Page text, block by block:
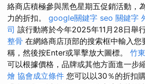
絡商店積極參與黑色星期五促銷活動，
力的折扣。 google關鍵字 seo 關鍵字
司 該行動將於今年2025年11月28日舉
整骨 在網絡商店頂部的搜索框中輸入您
稱，然後按Enter或單擊放大圖標。 竹
可以根據價格，品牌或其他方面進一步
燴 協會成立條件 您可以以30％的折扣